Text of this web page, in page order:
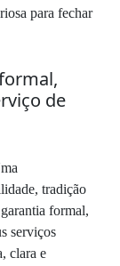
para fechar
de
tradição
formal,
serviços
clara e